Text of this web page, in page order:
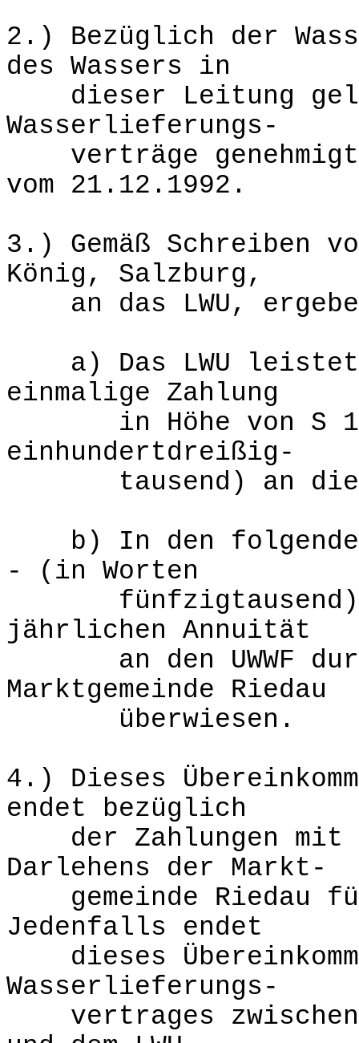
2.) Bezüglich der
des Wassers in
dieser Leitung
Wasserlieferungs-
verträge genehmigt
vom 21.12.1992.
3.) Gemäß Schreiben
König, Salzburg,
an das LWU,
a) Das LWU leistet
einmalige Zahlung
in Höhe von S
einhundertdreißig-
tausend) an die
b) In den folgenden
- (in Worten
fünfzigtausend)
jährlichen Annuität
an den UWWF
Marktgemeinde Riedau
überwiesen.
4.) Dieses
endet bezüglich
der Zahlungen mit
Darlehens der Markt-
gemeinde Riedau
Jedenfalls endet
dieses
Wasserlieferungs-
vertrages zwischen